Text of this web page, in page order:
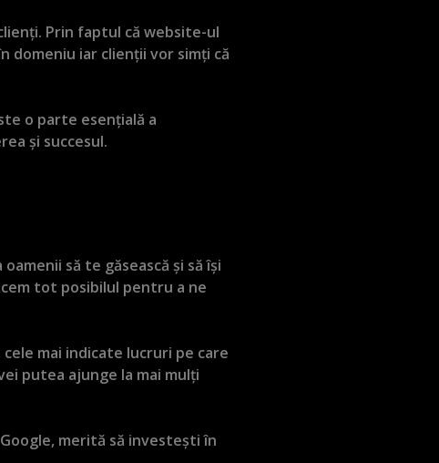
Prin faptul că website-ul
domeniu iar clienții vor simți că
o parte esențială a
și succesul.
să te găsească și să își
tot posibilul pentru a ne
mai indicate lucruri pe care
putea ajunge la mai mulți
merită să investești în